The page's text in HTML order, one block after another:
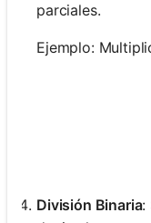
parciales.
Ejemplo:
División Binaria: